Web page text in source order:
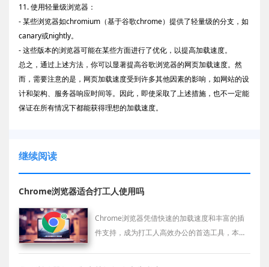
11. 使用轻量级浏览器：
- 某些浏览器如chromium（基于谷歌chrome）提供了轻量级的分支，如
canary或nightly。
- 这些版本的浏览器可能在某些方面进行了优化，以提高加载速度。
总之，通过上述方法，你可以显著提高谷歌浏览器的网页加载速度。然
而，需要注意的是，网页加载速度受到许多其他因素的影响，如网站的设
计和架构、服务器响应时间等。因此，即使采取了上述措施，也不一定能
保证在所有情况下都能获得理想的加载速度。
继续阅读
Chrome浏览器适合打工人使用吗
Chrome浏览器凭借快速的加载速度和丰富的插
件支持，成为打工人高效办公的首选工具，本文